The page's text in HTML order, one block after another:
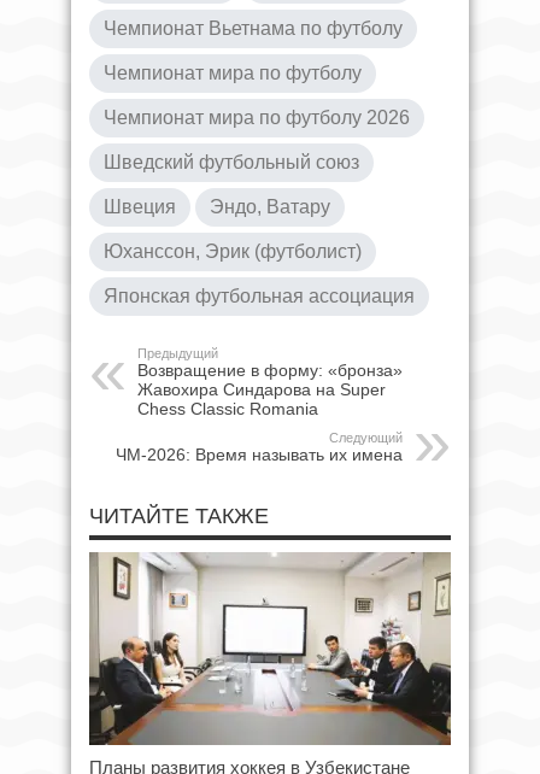
Чемпионат Вьетнама по футболу
Чемпионат мира по футболу
Чемпионат мира по футболу 2026
Шведский футбольный союз
Швеция Эндо, Ватару
Юханссон, Эрик (футболист)
Японская футбольная ассоциация
Предыдущий
Возвращение в форму: «бронза»
Жавохира Синдарова на Super
Chess Classic Romania
Следующий
ЧМ-2026: Время называть их имена
ЧИТАЙТЕ ТАКЖЕ
Планы развития хоккея в Узбекистане